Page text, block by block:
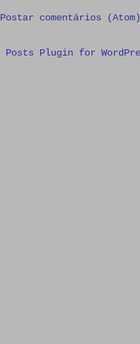
Postar comentários (Atom)